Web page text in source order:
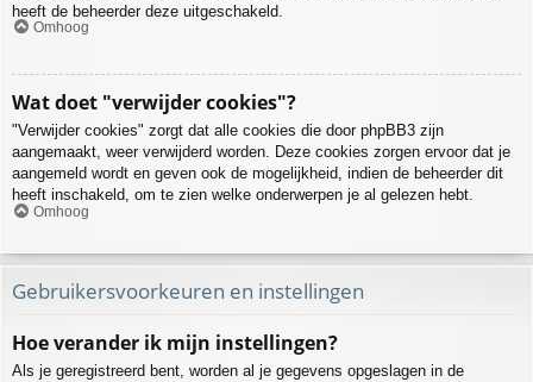
heeft de beheerder deze uitgeschakeld.
Omhoog
Wat doet "verwijder cookies"?
"Verwijder cookies" zorgt dat alle cookies die door phpBB3 zijn
aangemaakt, weer verwijderd worden. Deze cookies zorgen ervoor dat je
aangemeld wordt en geven ook de mogelijkheid, indien de beheerder dit
heeft inschakeld, om te zien welke onderwerpen je al gelezen hebt.
Omhoog
Gebruikersvoorkeuren en instellingen
Hoe verander ik mijn instellingen?
Als je geregistreerd bent, worden al je gegevens opgeslagen in de